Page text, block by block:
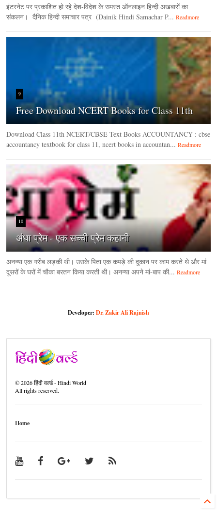
इंटरनेट पर प्रकाशित हो रहे देश-विदेश के समस्त ऑनलाइन हिन्दी अखबारों का
संकलन। दैनिक हिन्‍दी समाचार पत्र (Dainik Hindi Samachar P... Readmore
9
Free Download NCERT Books for Class 11th
Download Class 11th NCERT/CBSE Text Books ACCOUNTANCY : cbse
accountancy textbook for class 11, ncert books in accountan... Readmore
10
अंधा प्रेम - एक सच्ची प्रेम कहानी
अनन्या एक गरीब लड़की थी। उसके पिता एक कपड़े की दुकान पर काम करते थे और मां
दूसरों के घरों में चौका बरतन किया करती थी। अनन्या अपने मां-बाप की... Readmore
Developer: Dr. Zakir Ali Rajnish
©2026हिंदी वर्ल्ड - Hindi World
All rights reserved.
Home